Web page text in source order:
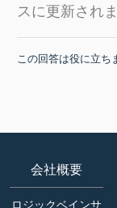
スに更新されま
この回答は役に立ち
会社概要
ロジックベインサ